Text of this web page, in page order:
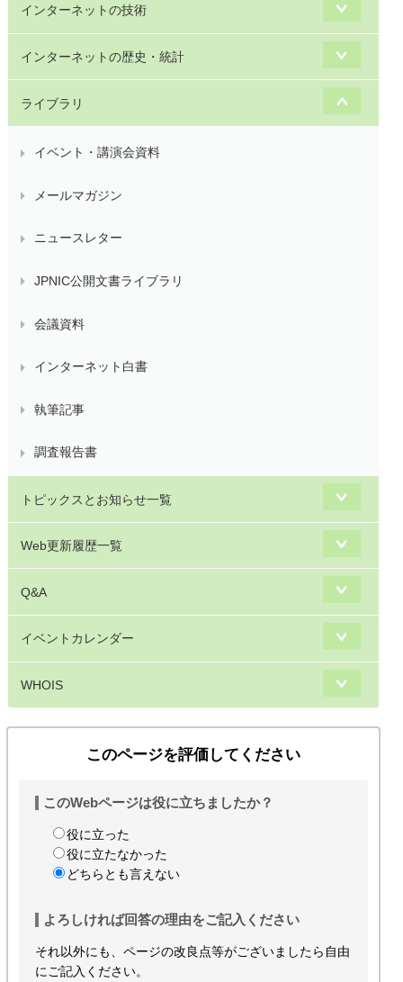
インターネットの技術
インターネットの歴史・統計
ライブラリ
イベント・講演会資料
メールマガジン
ニュースレター
JPNIC公開文書ライブラリ
会議資料
インターネット白書
執筆記事
調査報告書
トピックスとお知らせ一覧
Web更新履歴一覧
Q&A
イベントカレンダー
WHOIS
このページを評価してください
このWebページは役に立ちましたか？
役に立った
役に立たなかった
どちらとも言えない
よろしければ回答の理由をご記入ください
それ以外にも、ページの改良点等がございましたら自由
にご記入ください。